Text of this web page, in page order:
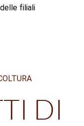
filiali
DI